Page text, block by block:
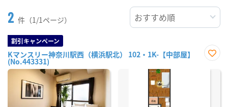
2 件（1/1ページ）
割引キャンペーン
Kマンスリー神奈川駅西（横浜駅北） 102・1K-【中部屋】
(No.443331)
に入